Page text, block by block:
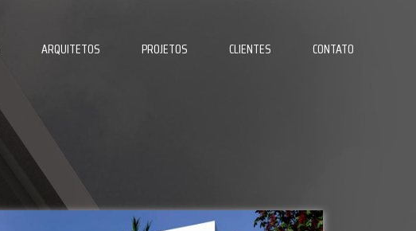
ARQUITETOS PROJETOS CLIENTES CONTATO